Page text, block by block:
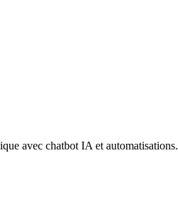
avec chatbot IA et automatisations.